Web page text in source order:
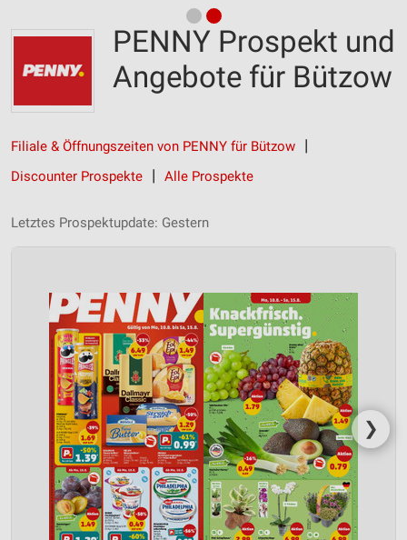
PENNY Prospekt und
Angebote für Bützow
Filiale & Öffnungszeiten von PENNY für Bützow
Discounter Prospekte
Alle Prospekte
Letztes Prospektupdate: Gestern
❯